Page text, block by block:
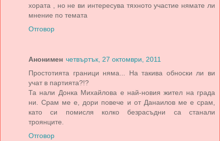
хората , но не ви интересува тяхното участие нямате ли
мнение по темата
Отговор
Анонимен четвъртък, 27 октомври, 2011
Простотията граници няма... На такива обноски ли ви
учат в партията?!?
Та нали Донка Михайлова е най-новия жител на града
ни. Срам ме е, дори повече и от Данаилов ме е срам,
като си помисля колко безрасъдни са станали
троянците.
Отговор